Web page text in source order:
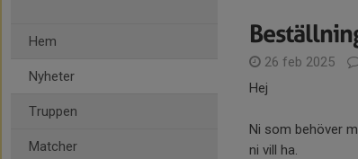
Hem
Nyheter
Truppen
Matcher
26 feb 2025
Hej
Ni som behöver
ni vill ha.